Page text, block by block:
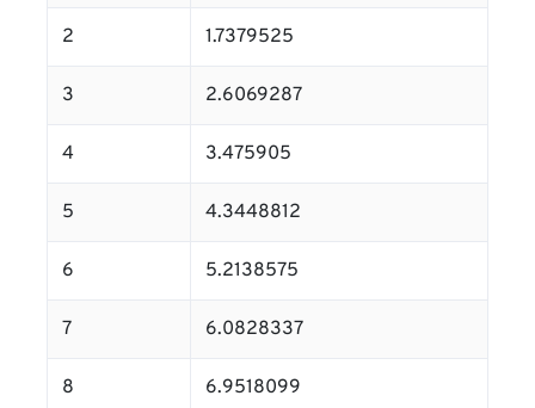
2 1.7379525
3 2.6069287
4 3.475905
5 4.3448812
6 5.2138575
7 6.0828337
8 6.9518099